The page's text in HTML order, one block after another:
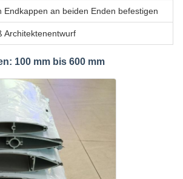
Endkappen an beiden Enden befestigen
Architektenentwurf
100 mm bis 600 mm